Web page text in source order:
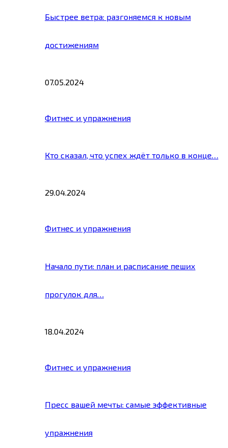
Быстрее ветра: разгоняемся к новым
достижениям
07.05.2024
Фитнес и упражнения
Кто сказал, что успех ждёт только в конце…
29.04.2024
Фитнес и упражнения
Начало пути: план и расписание пеших
прогулок для…
18.04.2024
Фитнес и упражнения
Пресс вашей мечты: самые эффективные
упражнения